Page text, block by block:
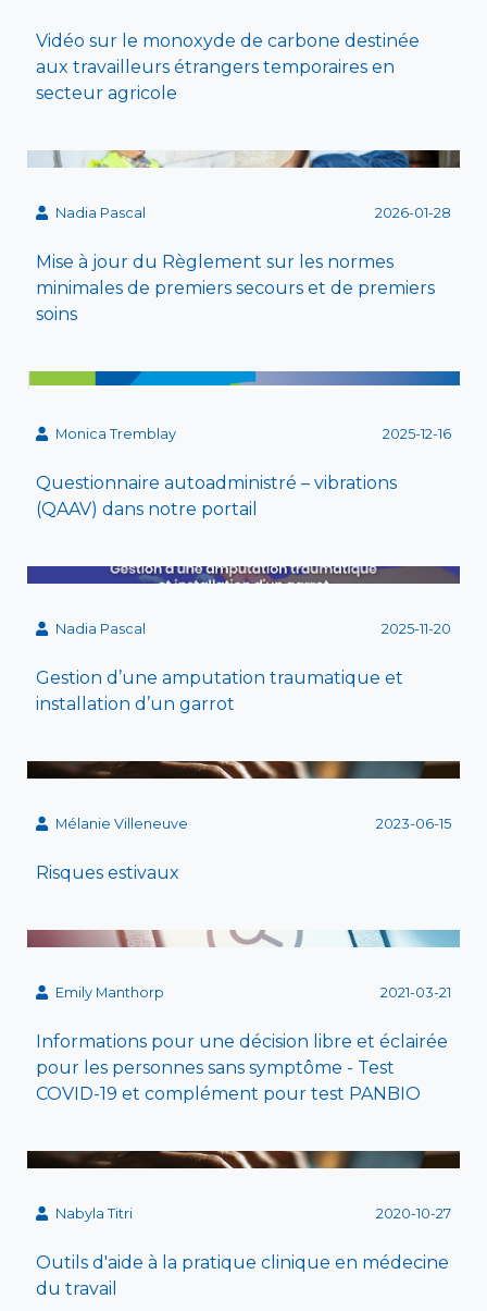
Vidéo sur le monoxyde de carbone destinée
aux travailleurs étrangers temporaires en
secteur agricole
Nadia Pascal 2026-01-28
Mise à jour du Règlement sur les normes
minimales de premiers secours et de premiers
soins
Monica Tremblay 2025-12-16
Questionnaire autoadministré – vibrations
(QAAV) dans notre portail
Nadia Pascal 2025-11-20
Gestion d’une amputation traumatique et
installation d’un garrot
Mélanie Villeneuve 2023-06-15
Risques estivaux
Emily Manthorp 2021-03-21
Informations pour une décision libre et éclairée
pour les personnes sans symptôme - Test
COVID-19 et complément pour test PANBIO
Nabyla Titri 2020-10-27
Outils d'aide à la pratique clinique en médecine
du travail